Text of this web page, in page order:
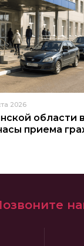
2026
области
приема